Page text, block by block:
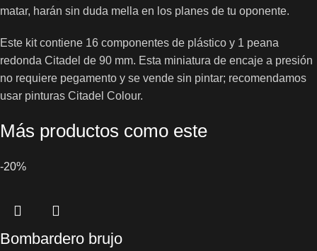
matar, harán sin duda mella en los planes de tu oponente.
Este kit contiene 16 componentes de plástico y 1 peana
redonda Citadel de 90 mm. Esta miniatura de encaje a presión
no requiere pegamento y se vende sin pintar; recomendamos
usar pinturas Citadel Colour.
Más productos como este
-20%
Bombardero brujo